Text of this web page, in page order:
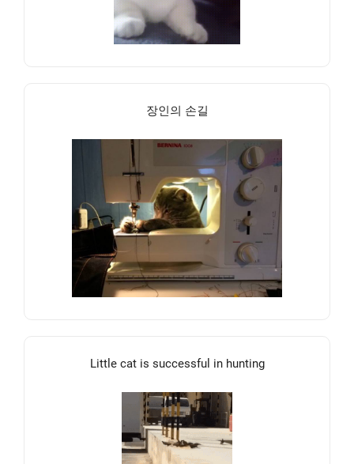
장인의 손길
Little cat is successful in hunting